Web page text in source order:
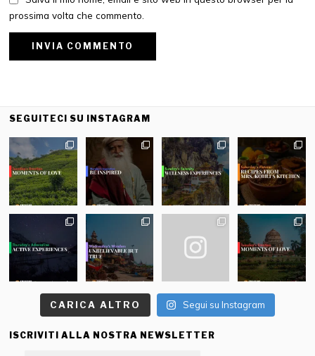
prossima volta che commento.
SEGUITECI SU INSTAGRAM
CARICA ALTRO Segui su Instagram
ISCRIVITI ALLA NOSTRA NEWSLETTER